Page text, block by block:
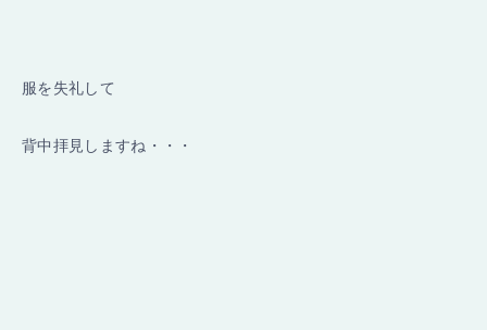
服を失礼して
背中拝見しますね・・・